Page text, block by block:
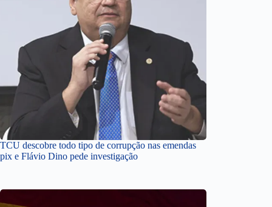
TCU descobre todo tipo de corrupção nas emendas
pix e Flávio Dino pede investigação